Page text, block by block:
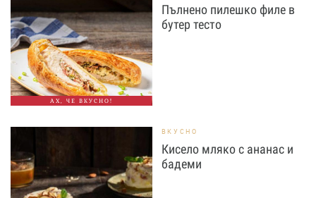
АХ, ЧЕ ВКУСНО!
Пълнено пилешко филе в
бутер тесто
ВКУСНО
Кисело мляко с ананас и
бадеми